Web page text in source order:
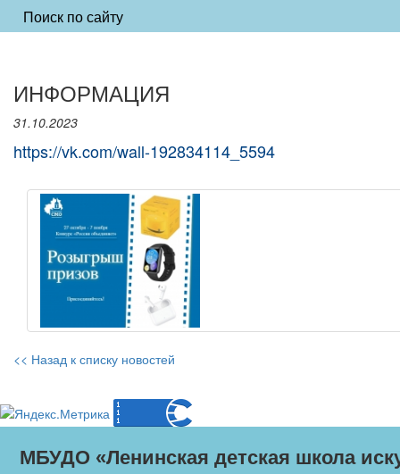
Поиск по сайту
ИНФОРМАЦИЯ
31.10.2023
https://vk.com/wall-192834114_5594
<< Назад к списку новостей
МБУДО «Ленинская детская школа